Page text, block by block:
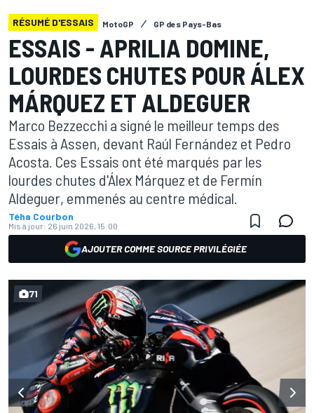
RÉSUMÉ D'ESSAIS MotoGP GP des Pays-Bas
ESSAIS - APRILIA DOMINE,
LOURDES CHUTES POUR ÁLEX
MÁRQUEZ ET ALDEGUER
Marco Bezzecchi a signé le meilleur temps des
Essais à Assen, devant Raúl Fernández et Pedro
Acosta. Ces Essais ont été marqués par les
lourdes chutes d'Álex Márquez et de Fermín
Aldeguer, emmenés au centre médical.
Téha Courbon
Mis à jour: 26 juin 2026, 15:00
AJOUTER COMME SOURCE PRIVILÉGIÉE
71